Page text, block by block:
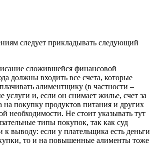
следует прикладывать следующий
сложившейся финансовой
должны входить все счета, которые
алиментщику (в частности –
услуги и, если он снимает жилье, счет за
на покупку продуктов питания и других
необходимости. Не стоит указывать тут
типы покупок, так как суд
выводу: если у плательщика есть деньги
то и на повышенные алименты тоже